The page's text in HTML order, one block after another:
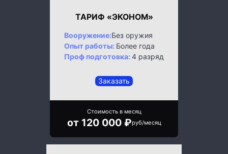
ТАРИФ «ЭКОНОМ»
Вооружение:Без оружия
Опыт работы: Более года
Проф подготовка: 4 разряд
Заказать
Стоимость в месяц
от 120 000 ₽руб/месяц